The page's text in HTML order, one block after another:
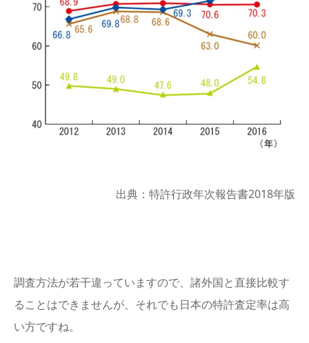
出典：特許行政年次報告書2018年版
調査方法が若干違っていますので、諸外国と直接比較す
ることはできませんが、それでも日本の特許査定率は高
い方ですね。